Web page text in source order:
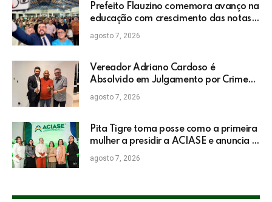
Prefeito Flauzino comemora avanço na
educação com crescimento das notas
do IDEB da rede pública de Itabela
agosto 7, 2026
Vereador Adriano Cardoso é
Absolvido em Julgamento por Crime
Eleitoral no TRE
agosto 7, 2026
Pita Tigre toma posse como a primeira
mulher a presidir a ACIASE e anuncia a
retomada do Prêmio Destaque
Empresarial
agosto 7, 2026